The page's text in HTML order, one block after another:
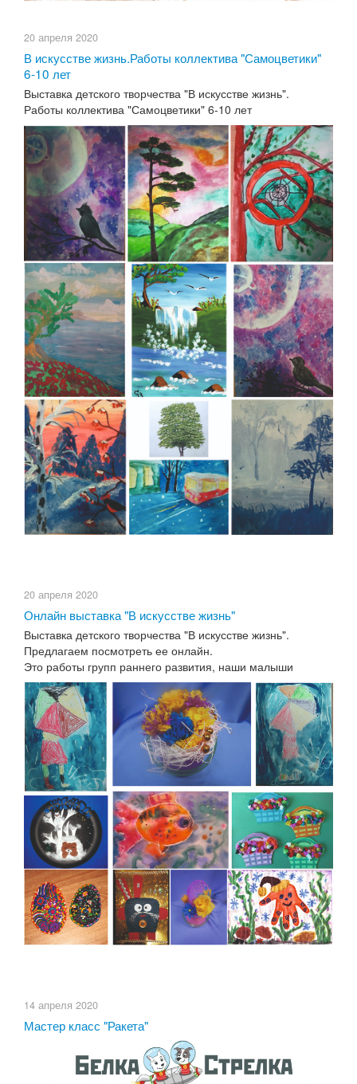
20 апреля 2020
В искусстве жизнь.Работы коллектива "Самоцветики"
6-10 лет
Выставка детского творчества "В искусстве жизнь".
Работы коллектива "Самоцветики" 6-10 лет
20 апреля 2020
Онлайн выставка "В искусстве жизнь"
Выставка детского творчества "В искусстве жизнь".
Предлагаем посмотреть ее онлайн.
Это работы групп раннего развития, наши малыши
14 апреля 2020
Мастер класс "Ракета"